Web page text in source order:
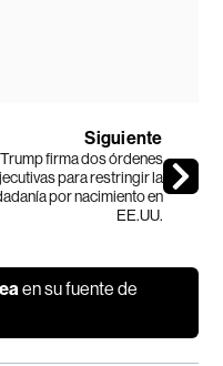
Siguiente
Trump firma dos órdenes
para restringir la
por nacimiento en
EE.UU.
en su fuente de